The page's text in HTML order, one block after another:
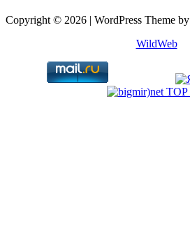
Copyright © 2026 | WordPress Theme by
WildWeb